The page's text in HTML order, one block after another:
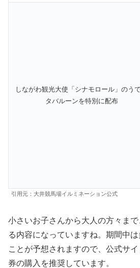
しながわ観光大使「シナモロール」のう
タバルーンを特別に配布
引用元：大井競馬場イルミネーション公式
小さいお子さんから大人の方々ま
る内容になっていますね。期間中
ことが予想されますので、公式サ
券の購入を推奨しています。